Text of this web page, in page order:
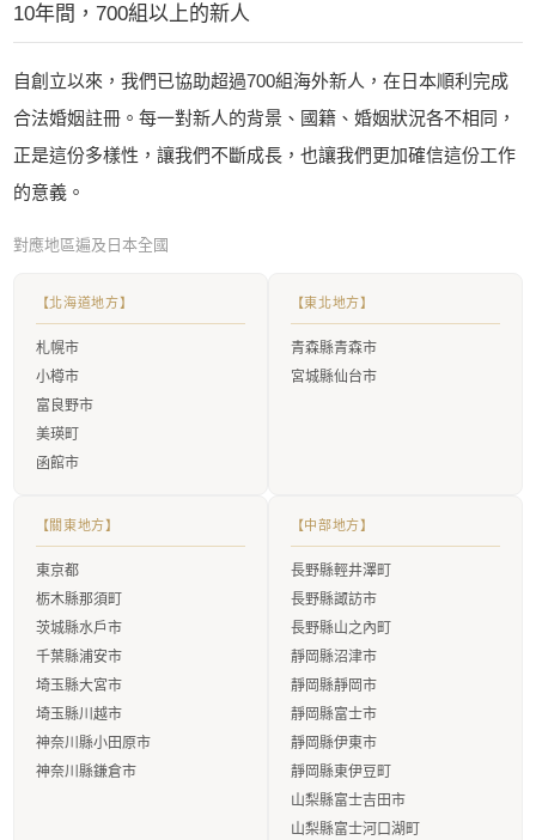
10年間，700組以上的新人
自創立以來，我們已協助超過700組海外新人，在日本順利完成
合法婚姻註冊。每一對新人的背景、國籍、婚姻狀況各不相同，
正是這份多樣性，讓我們不斷成長，也讓我們更加確信這份工作
的意義。
對應地區遍及日本全國
【北海道地方】
札幌市
小樽市
富良野市
美瑛町
函館市
【東北地方】
青森縣青森市
宮城縣仙台市
【關東地方】
東京都
栃木縣那須町
茨城縣水戶市
千葉縣浦安市
埼玉縣大宮市
埼玉縣川越市
神奈川縣小田原市
神奈川縣鎌倉市
【中部地方】
長野縣輕井澤町
長野縣諏訪市
長野縣山之內町
靜岡縣沼津市
靜岡縣靜岡市
靜岡縣富士市
靜岡縣伊東市
靜岡縣東伊豆町
山梨縣富士吉田市
山梨縣富士河口湖町